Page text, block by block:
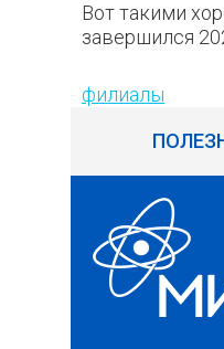
Вот такими
завершился
филиалы